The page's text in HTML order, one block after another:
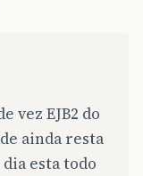
vez EJB2 do
ainda resta
esta todo